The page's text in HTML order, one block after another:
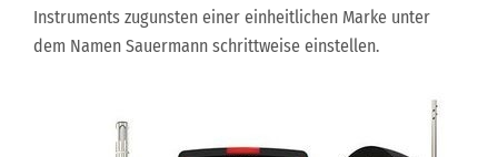
Instruments zugunsten einer einheitlichen Marke unter
dem Namen Sauermann schrittweise einstellen.